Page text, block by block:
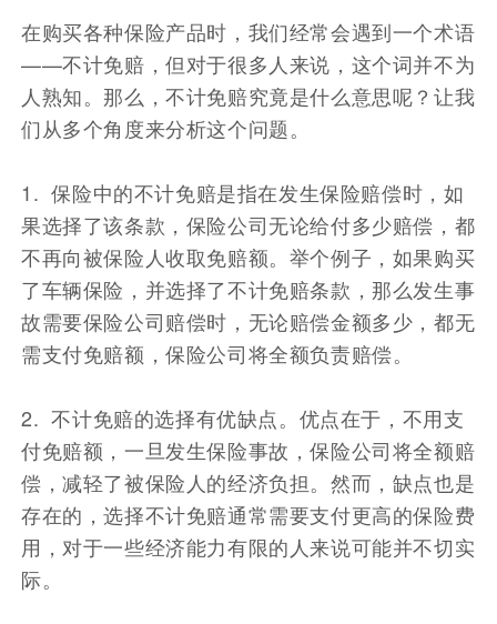
在购买各种保险产品时，我们经常会遇到一个术语
——不计免赔，但对于很多人来说，这个词并不为
人熟知。那么，不计免赔究竟是什么意思呢？让我
们从多个角度来分析这个问题。
1. 保险中的不计免赔是指在发生保险赔偿时，如
果选择了该条款，保险公司无论给付多少赔偿，都
不再向被保险人收取免赔额。举个例子，如果购买
了车辆保险，并选择了不计免赔条款，那么发生事
故需要保险公司赔偿时，无论赔偿金额多少，都无
需支付免赔额，保险公司将全额负责赔偿。
2. 不计免赔的选择有优缺点。优点在于，不用支
付免赔额，一旦发生保险事故，保险公司将全额赔
偿，减轻了被保险人的经济负担。然而，缺点也是
存在的，选择不计免赔通常需要支付更高的保险费
用，对于一些经济能力有限的人来说可能并不切实
际。